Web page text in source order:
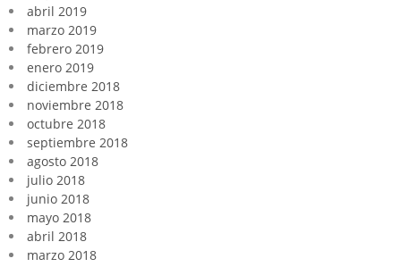
abril 2019
marzo 2019
febrero 2019
enero 2019
diciembre 2018
noviembre 2018
octubre 2018
septiembre 2018
agosto 2018
julio 2018
junio 2018
mayo 2018
abril 2018
marzo 2018